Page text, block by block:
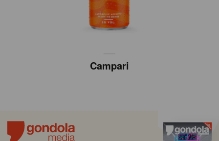
Campari